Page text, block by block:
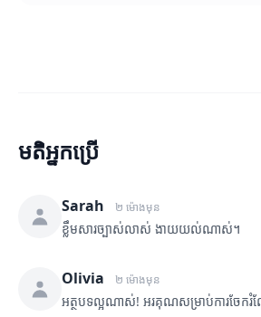
មតិអ្នកប្រើ
Sarah ២ ម៉ោងមុន
ខ្លឹមសារច្បាស់លាស់ ងាយយល់ណាស់។
Olivia ២ ម៉ោងមុន
អត្ថបទល្អណាស់! អរគុណសម្រាប់ការចែករំ